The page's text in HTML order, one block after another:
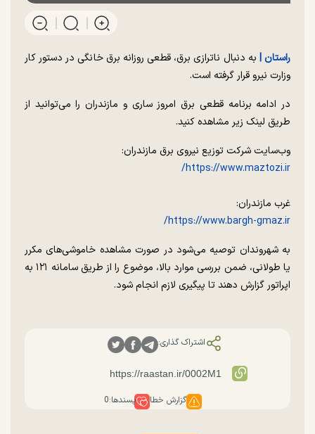
راستان | به دنبال ناترازی برق، قطعی روزانه برق خانگی در دستور کار
وزارت نیرو قرار گرفته است.
در ادامه برنامه قطعی برق امروز ساری و مازندران را می‌توانید از
طریق لینک زیر مشاهده کنید.
وب‌سایت شرکت توزیع نیروی برق مازندران:
https://www.maztozi.ir/
غرب مازندران:
https://www.bargh-gmaz.ir/
به شهروندان توصیه می‌شود در صورت مشاهده خاموشی‌های مکرر
یا طولانی، ضمن بررسی موارد بالا، موضوع را از طریق سامانه ۱۲۱ به
اپراتور گزارش دهند تا پیگیری لازم انجام شود.
اشتراک گذاری:
گزارش خطا پسندها:0